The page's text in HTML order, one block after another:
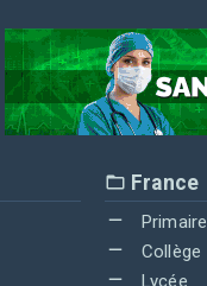
France
Primaire
Collège
Lycée